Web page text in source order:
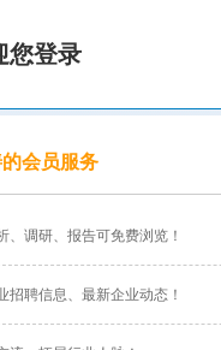
您登录
会员服务
、调研、报告可免费浏览！
招聘信息、最新企业动态！